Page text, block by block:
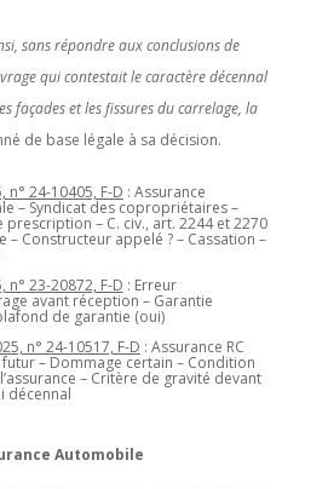
sans répondre aux conclusions de
qui contestait le caractère décennal
façades et les fissures du carrelage, la
de base légale à sa décision.
n° 24-10405, F-D : Assurance
– Syndicat des copropriétaires –
– C. civ., art. 2244 et 2270
– Constructeur appelé ? – Cassation –
n° 23-20872, F-D : Erreur
avant réception – Garantie
de garantie (oui)
n° 24-10517, F-D : Assurance RC
– Dommage certain – Condition
– Critère de gravité devant
décennal
Automobile